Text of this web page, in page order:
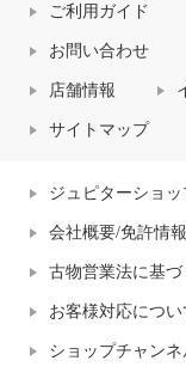
ご利用ガイド
お問い合わせ
店舗情報
サイトマップ
ジュピターショ
会社概要/免許情報
古物営業法に基
お客様対応につい
ショップチャン